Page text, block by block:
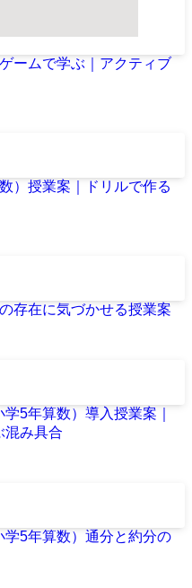
ームで学ぶ｜アクティブ
）授業案｜ドリルで作る
存在に気づかせる授業案
5年算数）導入授業案｜
混み具合
5年算数）通分と約分の